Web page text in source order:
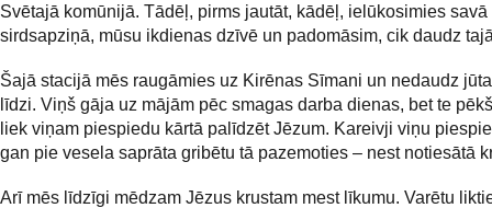
Svētajā komūnijā. Tādēļ, pirms jautāt, kādēļ, ielūkosimies savā
sirdsapziņā, mūsu ikdienas dzīvē un padomāsim, cik daudz
Šajā stacijā mēs raugāmies uz Kirēnas Sīmani un nedaudz
līdzi. Viņš gāja uz mājām pēc smagas darba dienas, bet te
liek viņam piespiedu kārtā palīdzēt Jēzum. Kareivji viņu
gan pie vesela saprāta gribētu tā pazemoties – nest notiesātā
Arī mēs līdzīgi mēdzam Jēzus krustam mest līkumu. Varētu